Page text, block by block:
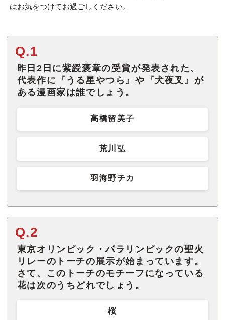
はお気をつけてお過ごしください。
Q.1
昨日2日に紫綬褒章の受賞が発表された、
代表作に『うる星やつら』や『犬夜叉』が
ある漫画家は誰でしょう。
高橋留美子
荒川弘
羽海野チカ
Q.2
東京オリンピック・パラリンピックの聖火
リレーのトーチの展示が始まっています。
さて、このトーチのモチーフになっている
花は次のうちどれでしょう。
桜